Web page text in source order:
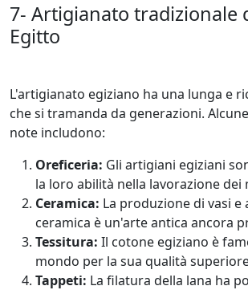
7- Artigianato tradizionale
Egitto
L'artigianato egiziano ha una lunga e
che si tramanda da generazioni.
note includono:
Oreficeria: Gli artigiani egiziani
la loro abilità nella lavorazione dei
Ceramica: La produzione di vasi
ceramica è un'arte antica ancora
Tessitura: Il cotone egiziano è
mondo per la sua qualità
Tappeti: La filatura della lana ha